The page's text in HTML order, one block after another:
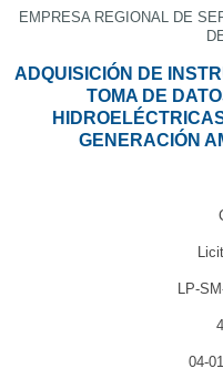
EMPRESA REGIONAL DE
ADQUISICIÓN DE
TOMA DE
GENERACIÓN
LP-
04-